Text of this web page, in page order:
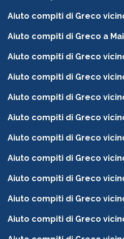
Aiuto compiti di Greco
Aiuto compiti di Greco a
Aiuto compiti di Greco
Aiuto compiti di Greco
Aiuto compiti di Greco
Aiuto compiti di Greco
Aiuto compiti di Greco
Aiuto compiti di Greco
Aiuto compiti di Greco
Aiuto compiti di Greco
Aiuto compiti di Greco